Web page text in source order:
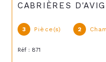
CABRIÈRES
3 Pièce(s) 2
Réf : 871